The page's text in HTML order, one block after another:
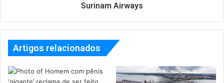
Surinam Airways
Artigos relacionados